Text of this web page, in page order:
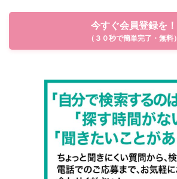
今すぐ会員登録を！
（３０秒で簡単完了・無料）